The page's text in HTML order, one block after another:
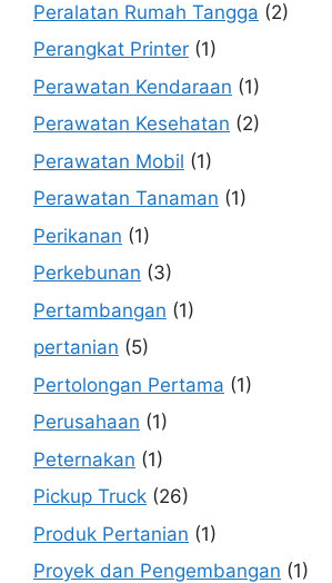
Peralatan Rumah Tangga (2)
Perangkat Printer (1)
Perawatan Kendaraan (1)
Perawatan Kesehatan (2)
Perawatan Mobil (1)
Perawatan Tanaman (1)
Perikanan (1)
Perkebunan (3)
Pertambangan (1)
pertanian (5)
Pertolongan Pertama (1)
Perusahaan (1)
Peternakan (1)
Pickup Truck (26)
Produk Pertanian (1)
Proyek dan Pengembangan (1)